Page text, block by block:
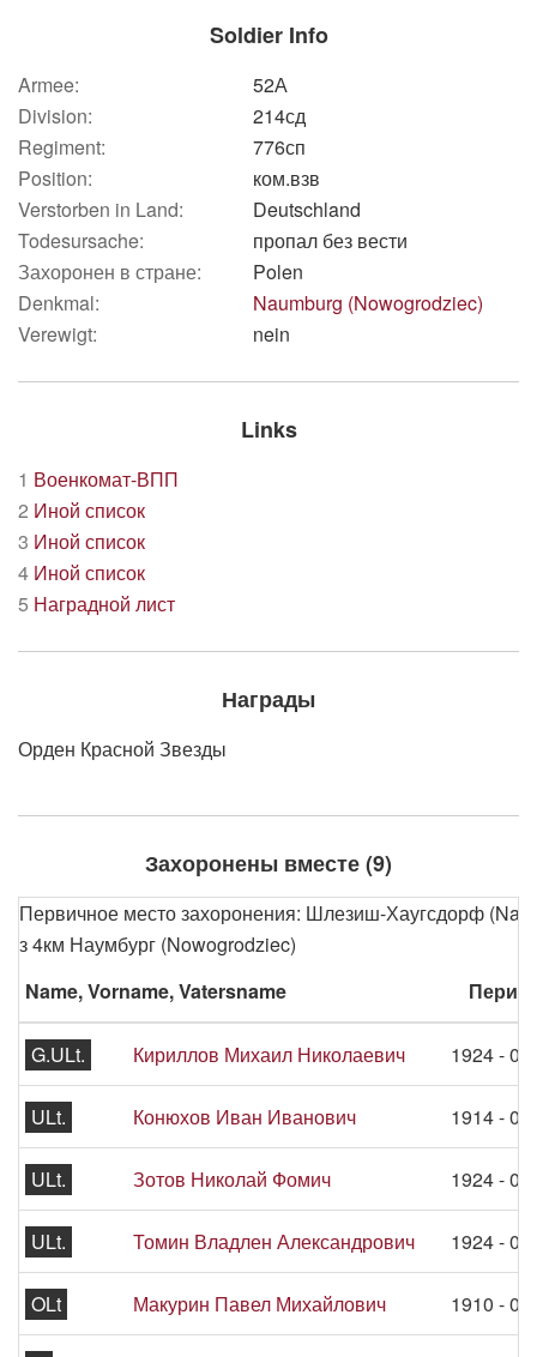
Soldier Info
Armee:
52А
Division:
214сд
Regiment:
776сп
Position:
ком.взв
Verstorben in Land:
Deutschland
Todesursache:
пропал без вести
Захоронен в стране:
Polen
Denkmal:
Naumburg (Nowogrodziec)
Verewigt:
nein
Links
1 Военкомат-ВПП
2 Иной список
3 Иной список
4 Иной список
5 Наградной лист
Награды
Орден Красной Звезды
Захоронены вместе (9)
Первичное место захоронения: Шлезиш-Хаугсдорф
з 4км Наумбург (Nowogrodziec)
Name, Vorname, Vatersname
G.ULt. Кириллов Михаил Николаевич 1924 -
ULt. Конюхов Иван Иванович 1914 -
ULt. Зотов Николай Фомич 1924 -
ULt. Томин Владлен Александрович 1924 -
OLt Макурин Павел Михайлович 1910 -